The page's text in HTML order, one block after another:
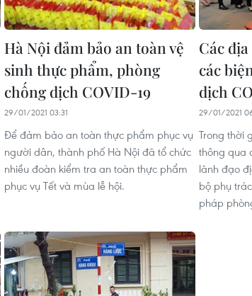
Hà Nội đảm bảo an toàn vệ
sinh thực phẩm, phòng
chống dịch COVID-19
29/01/2021 03:31
Để đảm bảo an toàn thực phẩm phục vụ
người dân, thành phố Hà Nội đã tổ chức
nhiều đoàn kiểm tra an toàn thực phẩm
phục vụ Tết và mùa lễ hội.
Các
các
dịch
29/01/2021
Trong thời
thông qua
lãnh đạo
bộ phụ
pháp